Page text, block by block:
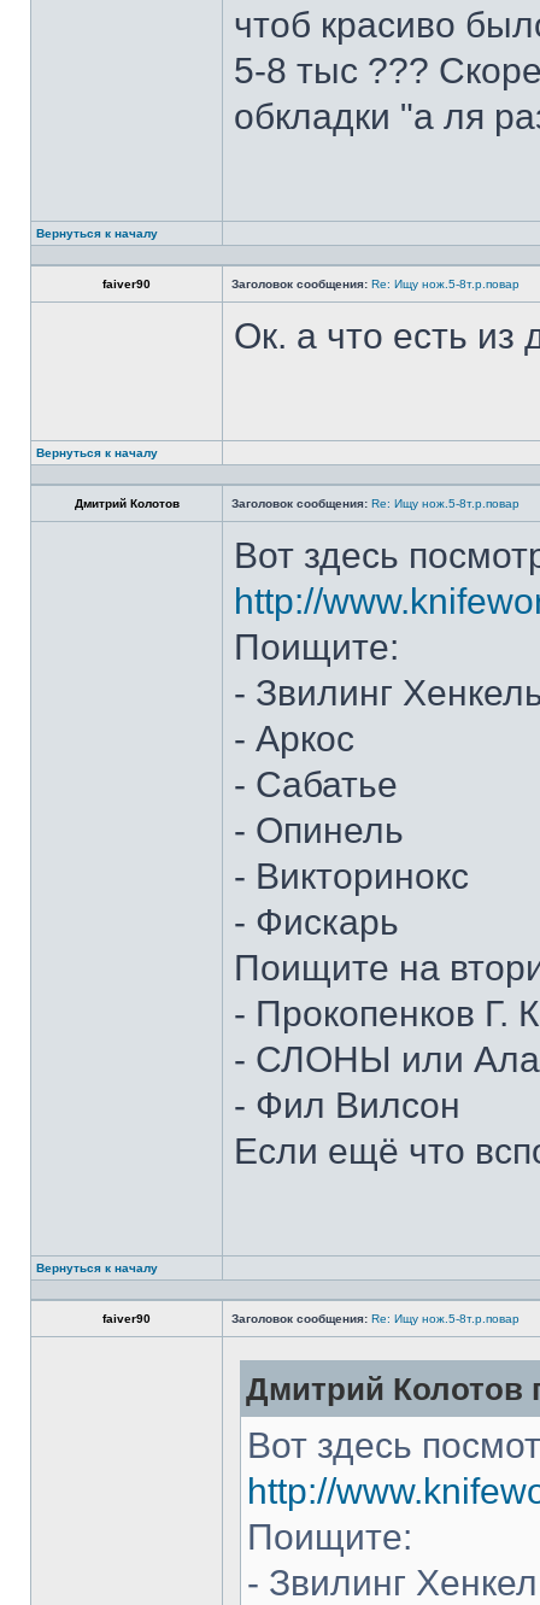
чтоб красиво
5-8 тыс ???
обкладки "а ля
Вернуться к началу
faiver90 Заголовок сообщения: Re: Ищу нож.5-8т.р.повар
Ок. а что есть из
Вернуться к началу
Дмитрий Колотов Заголовок сообщения: Re: Ищу нож.5-8т.р.повар
Вот здесь
http://
Поищите:
- Звилинг
- Аркос
- Сабатье
- Опинель
- Викторинокс
- Фискарь
Поищите на
- Прокопенков Г.
- СЛОНЫ или
- Фил Вилсон
Если ещё что
Вернуться к началу
faiver90 Заголовок сообщения: Re: Ищу нож.5-8т.р.повар
Дмитрий Колотов
Вот здесь
http://
Поищите:
- Звилинг